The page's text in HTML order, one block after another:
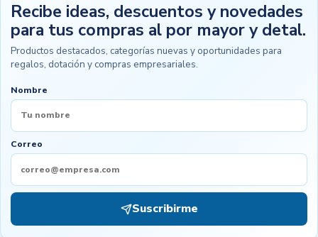
Recibe ideas, descuentos y novedades
para tus compras al por mayor y detal.
Productos destacados, categorías nuevas y oportunidades para
regalos, dotación y compras empresariales.
Nombre
Correo
Suscribirme